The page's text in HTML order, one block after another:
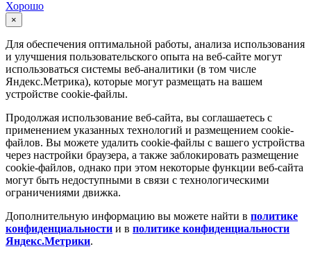
Хорошо
×
Для обеспечения оптимальной работы, анализа использования
и улучшения пользовательского опыта на веб-сайте могут
использоваться системы веб-аналитики (в том числе
Яндекс.Метрика), которые могут размещать на вашем
устройстве cookie-файлы.
Продолжая использование веб-сайта, вы соглашаетесь с
применением указанных технологий и размещением cookie-
файлов. Вы можете удалить cookie-файлы с вашего устройства
через настройки браузера, а также заблокировать размещение
cookie-файлов, однако при этом некоторые функции веб-сайта
могут быть недоступными в связи с технологическими
ограничениями движка.
Дополнительную информацию вы можете найти в политике
конфиденциальности и в политике конфиденциальности
Яндекс.Метрики.